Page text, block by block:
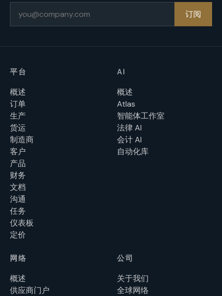
订阅
平台
概述
订单
生产
货运
制造商
客户
产品
财务
文档
沟通
任务
仪表板
定价
AI
概述
Atlas
智能体工作室
法律 AI
会计 AI
自动化库
网络
概述
供应商门户
公司
关于我们
全球网络